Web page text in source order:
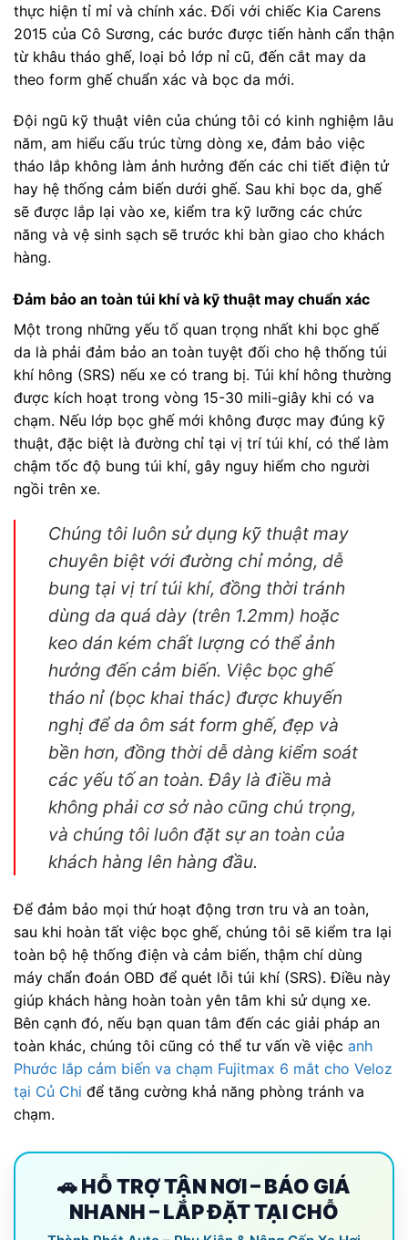
thực hiện tỉ mỉ và chính xác. Đối với chiếc Kia Carens
2015 của Cô Sương, các bước được tiến hành cẩn thận
từ khâu tháo ghế, loại bỏ lớp nỉ cũ, đến cắt may da
theo form ghế chuẩn xác và bọc da mới.
Đội ngũ kỹ thuật viên của chúng tôi có kinh nghiệm lâu
năm, am hiểu cấu trúc từng dòng xe, đảm bảo việc
tháo lắp không làm ảnh hưởng đến các chi tiết điện tử
hay hệ thống cảm biến dưới ghế. Sau khi bọc da, ghế
sẽ được lắp lại vào xe, kiểm tra kỹ lưỡng các chức
năng và vệ sinh sạch sẽ trước khi bàn giao cho khách
hàng.
Đảm bảo an toàn túi khí và kỹ thuật may chuẩn xác
Một trong những yếu tố quan trọng nhất khi bọc ghế
da là phải đảm bảo an toàn tuyệt đối cho hệ thống túi
khí hông (SRS) nếu xe có trang bị. Túi khí hông thường
được kích hoạt trong vòng 15-30 mili-giây khi có va
chạm. Nếu lớp bọc ghế mới không được may đúng kỹ
thuật, đặc biệt là đường chỉ tại vị trí túi khí, có thể làm
chậm tốc độ bung túi khí, gây nguy hiểm cho người
ngồi trên xe.
Chúng tôi luôn sử dụng kỹ thuật may
chuyên biệt với đường chỉ mỏng, dễ
bung tại vị trí túi khí, đồng thời tránh
dùng da quá dày (trên 1.2mm) hoặc
keo dán kém chất lượng có thể ảnh
hưởng đến cảm biến. Việc bọc ghế
tháo nỉ (bọc khai thác) được khuyến
nghị để da ôm sát form ghế, đẹp và
bền hơn, đồng thời dễ dàng kiểm soát
các yếu tố an toàn. Đây là điều mà
không phải cơ sở nào cũng chú trọng,
và chúng tôi luôn đặt sự an toàn của
khách hàng lên hàng đầu.
Để đảm bảo mọi thứ hoạt động trơn tru và an toàn,
sau khi hoàn tất việc bọc ghế, chúng tôi sẽ kiểm tra lại
toàn bộ hệ thống điện và cảm biến, thậm chí dùng
máy chẩn đoán OBD để quét lỗi túi khí (SRS). Điều này
giúp khách hàng hoàn toàn yên tâm khi sử dụng xe.
Bên cạnh đó, nếu bạn quan tâm đến các giải pháp an
toàn khác, chúng tôi cũng có thể tư vấn về việc anh
Phước lắp cảm biến va chạm Fujitmax 6 mắt cho Veloz
tại Củ Chi để tăng cường khả năng phòng tránh va
chạm.
🚗 HỖ TRỢ TẬN NƠI – BÁO GIÁ
NHANH – LẮP ĐẶT TẠI CHỖ